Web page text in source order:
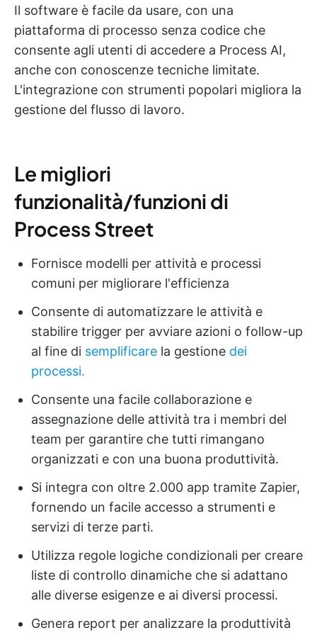
Il software è facile da usare, con una
piattaforma di processo senza codice che
consente agli utenti di accedere a Process AI,
anche con conoscenze tecniche limitate.
L'integrazione con strumenti popolari migliora la
gestione del flusso di lavoro.
Le migliori
funzionalità/funzioni di
Process Street
Fornisce modelli per attività e processi
comuni per migliorare l'efficienza
Consente di automatizzare le attività e
stabilire trigger per avviare azioni o follow-up
al fine di semplificare la gestione dei
processi.
Consente una facile collaborazione e
assegnazione delle attività tra i membri del
team per garantire che tutti rimangano
organizzati e con una buona produttività.
Si integra con oltre 2.000 app tramite Zapier,
fornendo un facile accesso a strumenti e
servizi di terze parti.
Utilizza regole logiche condizionali per creare
liste di controllo dinamiche che si adattano
alle diverse esigenze e ai diversi processi.
Genera report per analizzare la produttività